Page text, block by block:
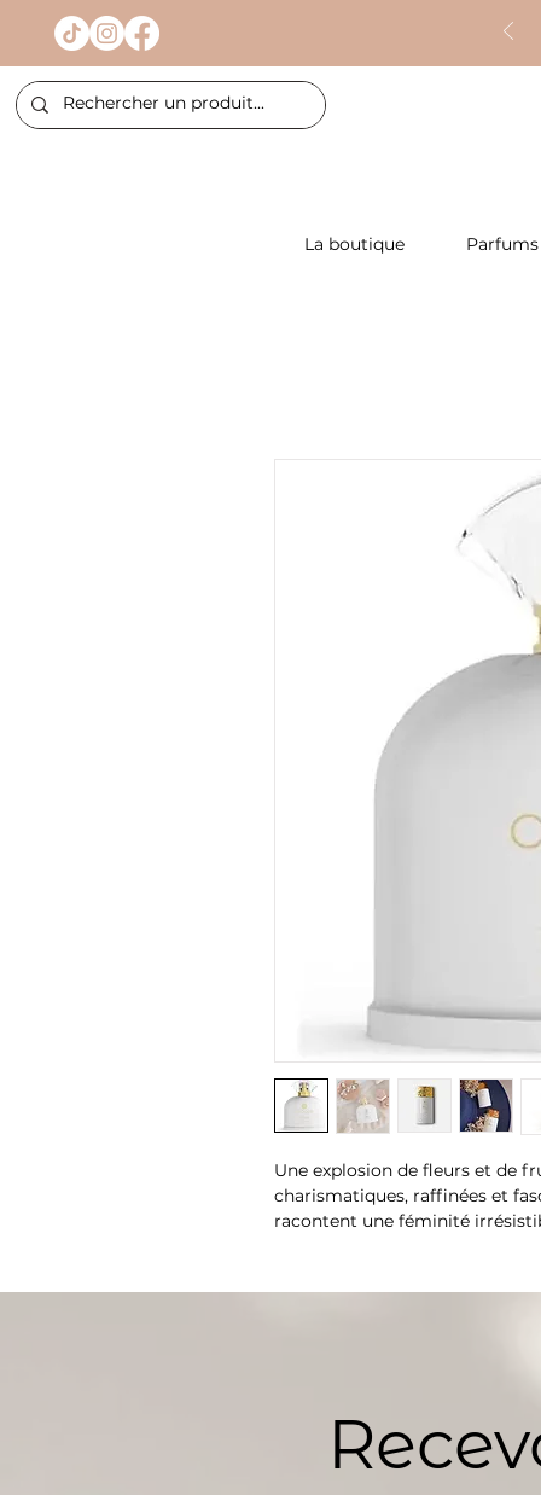
La boutique
Une explosion de fleurs et de
charismatiques, raffinées et
racontent une féminité
floral composé de Jasmin, de
Famille olfactive : Oriental